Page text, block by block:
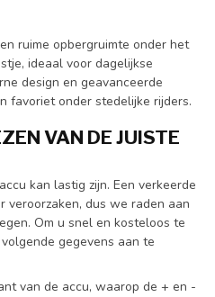
ruime opbergruimte onder het
ideaal voor dagelijkse
design en geavanceerde
favoriet onder stedelijke rijders.
VAN DE JUISTE
kan lastig zijn. Een verkeerde
veroorzaken, dus we raden aan
Om u snel en kosteloos te
gegevens aan te
van de accu, waarop de + en -